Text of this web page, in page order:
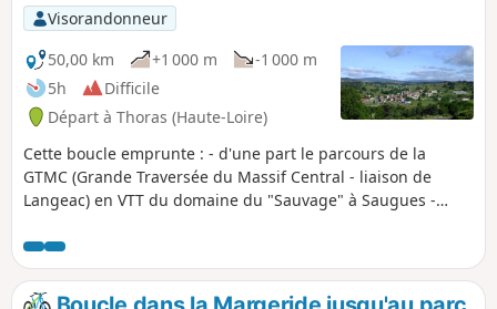
Visorandonneur
50,00 km
+1 000 m
-1 000 m
5h
Difficile
Départ à Thoras (Haute-Loire)
Cette boucle emprunte : - d'une part le parcours de la
GTMC (Grande Traversée du Massif Central - liaison de
Langeac) en VTT du domaine du "Sauvage" à Saugues -
(variante Le Puy) de Saugues au Domaine du Sauvage. Elle
traverse les villages typiques de la Margeride et ses
paysages divers (cultures, pâturages, landes, forêts).